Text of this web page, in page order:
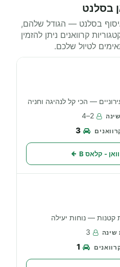
בסלנט
בסלנט — הגודל שלהם,
קרוואנים ניתן להזמין
לטיול שלכם.
— הכי קל לנהיגה וחניה
2–4
3
קטנות — נוחות יעילה
3
1